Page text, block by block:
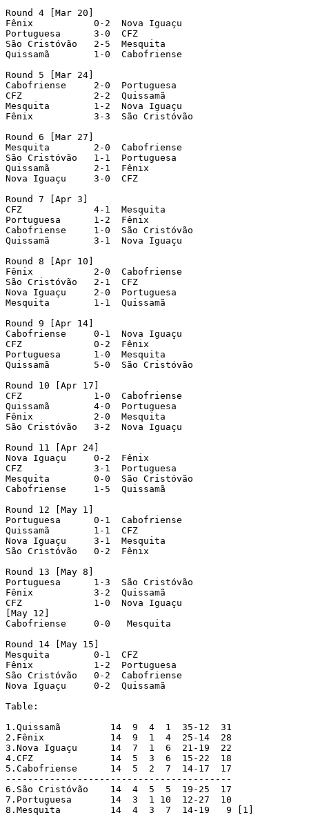
Round 4 [Mar 20]
Fênix           0-2  Nova Iguaçu
Portuguesa      3-0  CFZ
São Cristóvão   2-5  Mesquita
Quissamã        1-0  Cabofriense
Round 5 [Mar 24]
Cabofriense     2-0  Portuguesa
CFZ             2-2  Quissamã
Mesquita        1-2  Nova Iguaçu
Fênix           3-3  São Cristóvão
Round 6 [Mar 27]
Mesquita        2-0  Cabofriense
São Cristóvão   1-1  Portuguesa
Quissamã        2-1  Fênix
Nova Iguaçu     3-0  CFZ
Round 7 [Apr 3]
CFZ             4-1  Mesquita
Portuguesa      1-2  Fênix
Cabofriense     1-0  São Cristóvão
Quissamã        3-1  Nova Iguaçu
Round 8 [Apr 10]
Fênix           2-0  Cabofriense
São Cristóvão   2-1  CFZ
Nova Iguaçu     2-0  Portuguesa
Mesquita        1-1  Quissamã
Round 9 [Apr 14]
Cabofriense     0-1  Nova Iguaçu
CFZ             0-2  Fênix
Portuguesa      1-0  Mesquita
Quissamã        5-0  São Cristóvão
Round 10 [Apr 17]
CFZ             1-0  Cabofriense
Quissamã        4-0  Portuguesa
Fênix           2-0  Mesquita
São Cristóvão   3-2  Nova Iguaçu
Round 11 [Apr 24]
Nova Iguaçu     0-2  Fênix
CFZ             3-1  Portuguesa
Mesquita        0-0  São Cristóvão
Cabofriense     1-5  Quissamã
Round 12 [May 1]
Portuguesa      0-1  Cabofriense
Quissamã        1-1  CFZ
Nova Iguaçu     3-1  Mesquita
São Cristóvão   0-2  Fênix
Round 13 [May 8]
Portuguesa      1-3  São Cristóvão
Fênix           3-2  Quissamã
CFZ             1-0  Nova Iguaçu
[May 12]
Cabofriense     0-0   Mesquita
Round 14 [May 15]
Mesquita        0-1  CFZ
Fênix           1-2  Portuguesa
São Cristóvão   0-2  Cabofriense
Nova Iguaçu     0-2  Quissamã
Table:
1.Quissamã         14  9  4  1  35-12  31
2.Fênix            14  9  1  4  25-14  28
3.Nova Iguaçu      14  7  1  6  21-19  22
4.CFZ              14  5  3  6  15-22  18
5.Cabofriense	   14  5  2  7  14-17  17
-----------------------------------------
6.São Cristóvão    14  4  5  5  19-25  17
7.Portuguesa	   14  3  1 10  12-27  10
8.Mesquita         14  4  3  7  14-19   9 [1]